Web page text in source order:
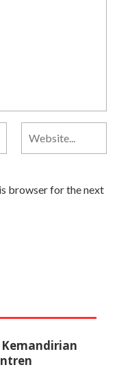
browser for the next